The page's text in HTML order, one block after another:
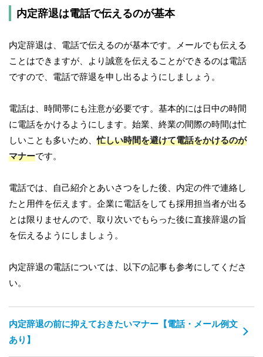
内定辞退は電話で伝えるのが基本
内定辞退は、電話で伝えるのが基本です。メールでも伝える
ことはできますが、より誠意を伝えることができるのは電話
ですので、電話で辞退を申し出るようにしましょう。
電話は、時間帯にも注意が必要です。基本的には日中の時間
に電話をかけるようにします。始業、終業の間際の時間は忙
しいことも多いため、忙しい時間を避けて電話をかけるのが
マナーです。
電話では、自己紹介とあいさつをした後、内定の件で連絡し
たと用件を伝えます。企業に電話をしても採用担当者が出る
とは限りませんので、取り次いでもらった後に直接辞退の旨
を伝えるようにしましょう。
内定辞退の電話については、以下の記事も参考にしてくださ
い。
内定辞退の前に抑えておきたいマナー【電話・メール例文
あり】